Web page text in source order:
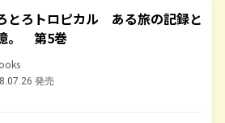
とろトロピカル ある旅の記録と
。 第5巻
発売